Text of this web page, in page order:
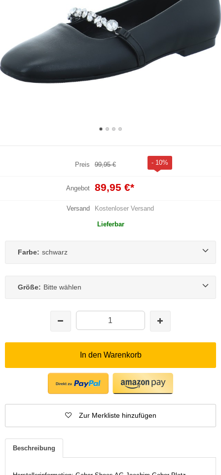
Preis 99,95 € - 10%
Angebot 89,95 €*
Versand Kostenloser Versand
Lieferbar
Farbe: schwarz
Größe: Bitte wählen
In den Warenkorb
Zur Merkliste hinzufügen
Beschreibung